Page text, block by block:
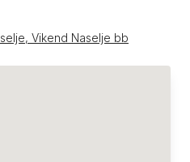
Vikend Naselje bb